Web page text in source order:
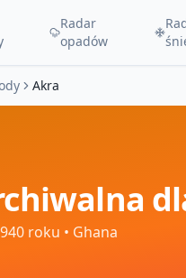
Radar
opadów
Akra
roku • Ghana